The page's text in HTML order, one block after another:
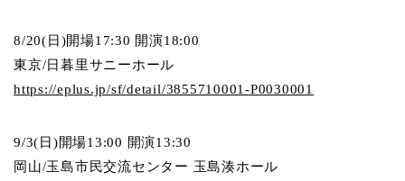
8/20(日)開場17:30 開演18:00
東京/日暮里サニーホール
https://eplus.jp/sf/detail/3855710001-P0030001
9/3(日)開場13:00 開演13:30
岡山/玉島市民交流センター 玉島湊ホール